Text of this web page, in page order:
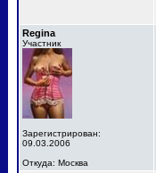
Regina
Участник
Зарегистрирован:
09.03.2006
Откуда: Москва